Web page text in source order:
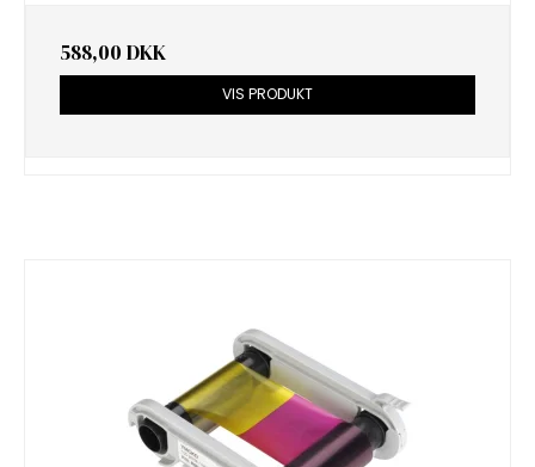
588,00 DKK
VIS PRODUKT